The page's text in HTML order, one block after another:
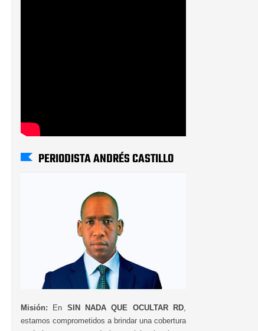
PERIODISTA ANDRÉS CASTILLO
Misión: En SIN NADA QUE OCULTAR RD
estamos comprometidos a brindar una cobertura